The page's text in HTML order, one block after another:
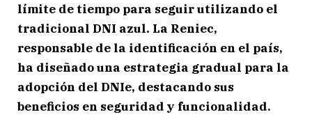
límite de tiempo para seguir utilizando el
tradicional DNI azul. La Reniec,
responsable de la identificación en el país,
ha diseñado una estrategia gradual para la
adopción del DNIe, destacando sus
beneficios en seguridad y funcionalidad.